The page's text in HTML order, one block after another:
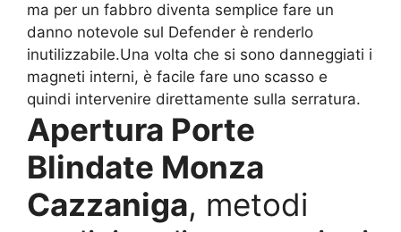
ma per un fabbro diventa semplice fare un
danno notevole sul Defender è renderlo
inutilizzabile.Una volta che si sono danneggiati i
magneti interni, è facile fare uno scasso e
quindi intervenire direttamente sulla serratura.
Apertura Porte
Blindate Monza
Cazzaniga, metodi